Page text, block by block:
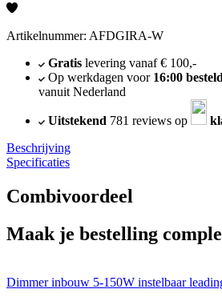
Artikelnummer: AFDGIRA-W
Gratislevering vanaf € 100,-
Op werkdagen voor 16:00
vanuit Nederland
Uitstekend 781 reviews op
Beschrijving
Specificaties
Combivoordeel
Maak je bestelling
Dimmer inbouw 5-150W instelbaar